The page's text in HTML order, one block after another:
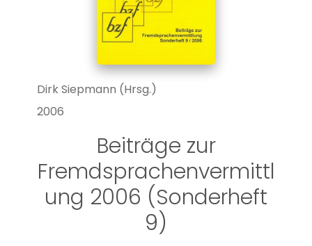
Dirk Siepmann (Hrsg.)
2006
Beiträge zur
Fremdsprachenvermittl
ung 2006 (Sonderheft
9)